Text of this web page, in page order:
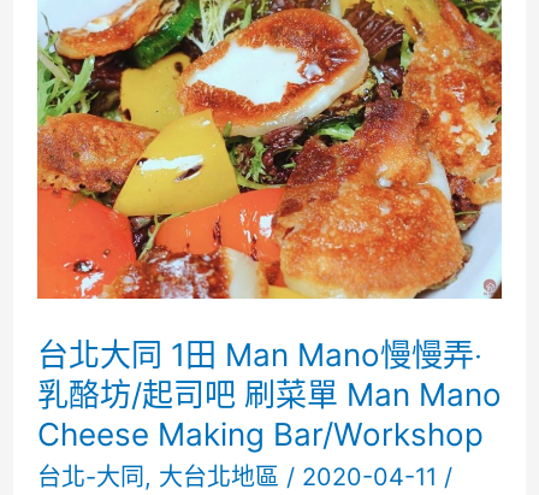
家
鮮
肉
湯
圓
訪
米
其
林
必
台北大同 1田 Man Mano慢慢弄‧
乳酪坊/起司吧 刷菜單 Man Mano
Cheese Making Bar/Workshop
台北-大同 , 大台北地區 / 2020-04-11 /